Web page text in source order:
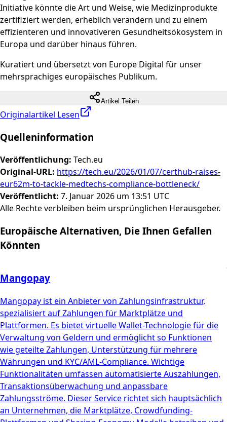
Initiative könnte die Art und Weise, wie Medizinprodukte
zertifiziert werden, erheblich verändern und zu einem
effizienteren und innovativeren Gesundheitsökosystem in
Europa und darüber hinaus führen.
Kuratiert und übersetzt von Europe Digital für unser
mehrsprachiges europäisches Publikum.
Artikel Teilen
Originalartikel Lesen
Quelleninformation
Veröffentlichung: Tech.eu
Original-URL: https://tech.eu/2026/01/07/certhub-raises-
eur62m-to-tackle-medtechs-compliance-bottleneck/
Veröffentlicht: 7. Januar 2026 um 13:51 UTC
Alle Rechte verbleiben beim ursprünglichen Herausgeber.
Europäische Alternativen, Die Ihnen Gefallen
Könnten
Mangopay
Mangopay ist ein Anbieter von Zahlungsinfrastruktur,
spezialisiert auf Zahlungen für Marktplätze und
Plattformen. Es bietet virtuelle Wallet-Technologie für die
Verwaltung von Geldern und ermöglicht so Funktionen
wie geteilte Zahlungen, Unterstützung für mehrere
Währungen und KYC/AML-Compliance. Wichtige
Funktionalitäten umfassen automatisierte Auszahlungen,
Transaktionsüberwachung und anpassbare
Zahlungsströme. Dieser Service richtet sich hauptsächlich
an Unternehmen, die Marktplätze, Crowdfunding-